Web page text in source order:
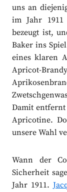
uns an
im Jahr
bezeugt ist,
Baker ins
eines klaren
Apricot-
Damit
Apricotine.
unsere Wahl
Wann der
Sicherheit
Jahr 1911.